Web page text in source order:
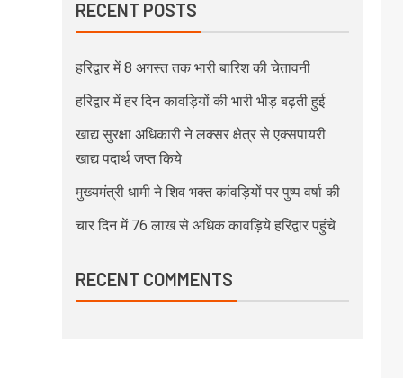
RECENT POSTS
हरिद्वार में 8 अगस्त तक भारी बारिश की चेतावनी
हरिद्वार में हर दिन कावड़ियों की भारी भीड़ बढ़ती हुई
खाद्य सुरक्षा अधिकारी ने लक्सर क्षेत्र से एक्सपायरी
खाद्य पदार्थ जप्त किये
मुख्यमंत्री धामी ने शिव भक्त कांवड़ियों पर पुष्प वर्षा की
चार दिन में 76 लाख से अधिक कावड़िये हरिद्वार पहुंचे
RECENT COMMENTS